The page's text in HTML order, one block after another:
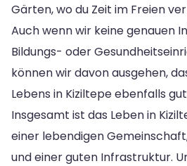
Gärten, wo du Zeit im Freien
Auch wenn wir keine genauen
Bildungs- oder
können wir davon ausgehen,
Lebens in Kiziltepe ebenfalls
Insgesamt ist das Leben in
einer lebendigen
und einer guten Infrastruktur.